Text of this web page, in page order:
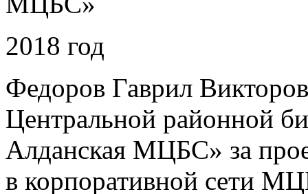
2018 год
Федоров Гаврил
Центральной районной
Алданская МЦБС» за
в корпоративной сети